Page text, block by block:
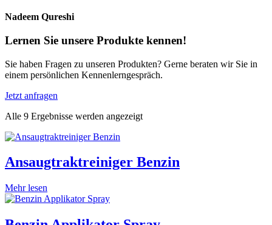
Nadeem Qureshi
Lernen Sie unsere Produkte kennen!
Sie haben Fragen zu unseren Produkten? Gerne beraten wir Sie in
einem persönlichen Kennenlerngespräch.
Jetzt anfragen
Alle 9 Ergebnisse werden angezeigt
Ansaugtraktreiniger Benzin
Mehr lesen